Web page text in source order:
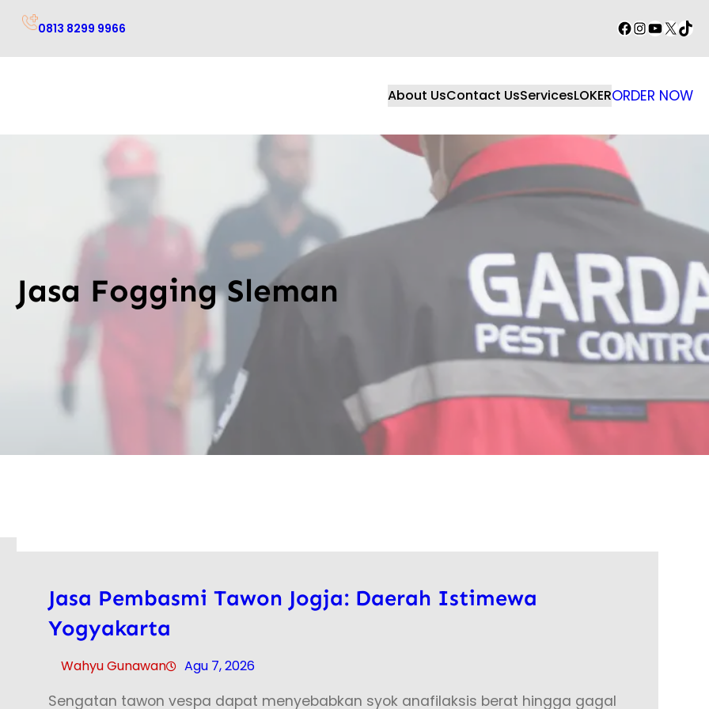
0813 8299 9966 Facebook
Instagram
YouTube
X
About UsContact UsServicesLOKERORDER NOW
Jasa Fogging Sleman
Jasa Pembasmi Tawon Jogja: Daerah Istimewa
Yogyakarta
Wahyu Gunawan Agu 7, 2026
Sengatan tawon vespa dapat menyebabkan syok anafilaksis berat hingga gagal